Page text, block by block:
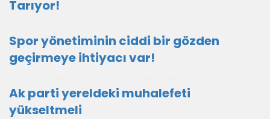
Tarıyor!
Spor yönetiminin ciddi bir gözden
geçirmeye ihtiyacı var!
Ak parti yereldeki muhalefeti
yükseltmeli